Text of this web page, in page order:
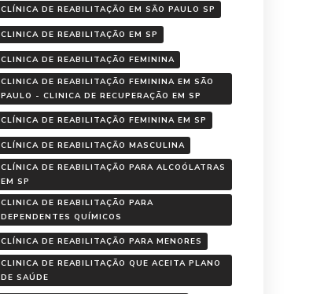
CLÍNICA DE REABILITAÇÃO EM SÃO PAULO SP
CLINICA DE REABILITAÇÃO EM SP
CLINICA DE REABILITAÇÃO FEMININA
CLINICA DE REABILITAÇÃO FEMININA EM SÃO
PAULO - CLINICA DE RECUPERAÇÃO EM SP
CLÍNICA DE REABILITAÇÃO FEMININA EM SP
CLÍNICA DE REABILITAÇÃO MASCULINA
CLÍNICA DE REABILITAÇÃO PARA ALCOÓLATRAS
EM SP
CLINICA DE REABILITAÇÃO PARA
DEPENDENTES QUÍMICOS
CLÍNICA DE REABILITAÇÃO PARA MENORES
CLINICA DE REABILITAÇÃO QUE ACEITA PLANO
DE SAÚDE